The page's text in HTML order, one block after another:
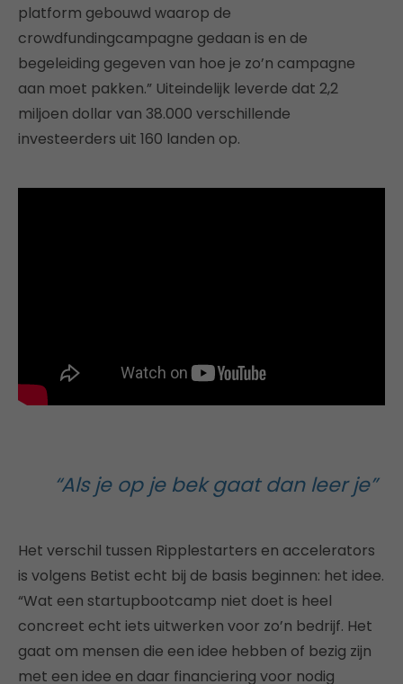
platform gebouwd waarop de
crowdfundingcampagne gedaan is en de
begeleiding gegeven van hoe je zo’n campagne
aan moet pakken.” Uiteindelijk leverde dat 2,2
miljoen dollar van 38.000 verschillende
investeerders uit 160 landen op.
“Als je op je bek gaat dan leer je”
Het verschil tussen Ripplestarters en accelerators
is volgens Betist echt bij de basis beginnen: het idee.
“Wat een startupbootcamp niet doet is heel
concreet echt iets uitwerken voor zo’n bedrijf. Het
gaat om mensen die een idee hebben of bezig zijn
met een idee en daar financiering voor nodig